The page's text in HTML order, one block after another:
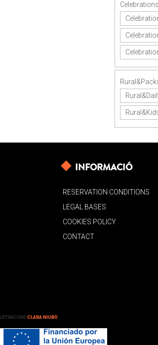
Celebrations
INFORMACIÓ
RESERVATION CONDITIONS
LEGAL BASES
COOKIES POLICY
CONTACT
CLARA NIUBÒ